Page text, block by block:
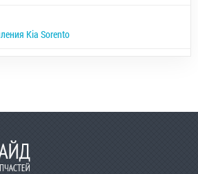
Kia Sorento